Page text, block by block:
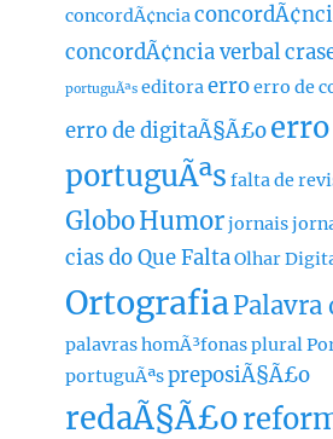
concordÃ¢ncia
concordÃ¢ncia verbal
portuguÃªs editoraerroerro de
erro de digitaÃ§Ã£o
portuguÃªs falta de
GloboHumorjornais
cias do Que FaltaOlhar
OrtografiaPalavra
palavras homÃ³fonasplural
portuguÃªspreposiÃ§Ã£o
redaÃ§Ã£o